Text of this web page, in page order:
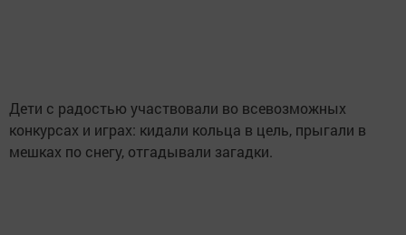
Дети с радостью участвовали во всевозможных
конкурсах и играх: кидали кольца в цель, прыгали в
мешках по снегу, отгадывали загадки.